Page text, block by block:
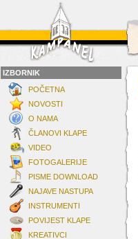
IZBORNIK
POČETNA
NOVOSTI
O NAMA
ČLANOVI KLAPE
VIDEO
FOTOGALERIJE
PISME DOWNLOAD
NAJAVE NASTUPA
INSTRUMENTI
POVIJEST KLAPE
KREATIVCI